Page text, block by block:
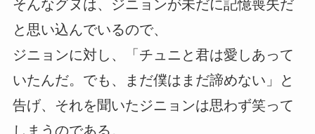
そんなグヌは、ジニョンが未だに記憶喪失だ
と思い込んでいるので、
ジニョンに対し、「チュニと君は愛しあって
いたんだ。でも、まだ僕はまだ諦めない」と
告げ、それを聞いたジニョンは思わず笑って
しまうのである。